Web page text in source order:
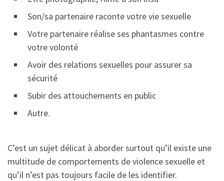
Son/sa partenaire raconte votre vie sexuelle
Votre partenaire réalise ses phantasmes contre
votre volonté
Avoir des relations sexuelles pour assurer sa
sécurité
Subir des attouchements en public
Autre.
C’est un sujet délicat à aborder surtout qu’il existe une
multitude de comportements de violence sexuelle et
qu’il n’est pas toujours facile de les identifier.